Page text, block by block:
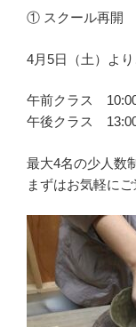
① スクール再開
4月5日（土）よ
午前クラス
午後クラス
最大4名の少人数
まずはお気軽にご